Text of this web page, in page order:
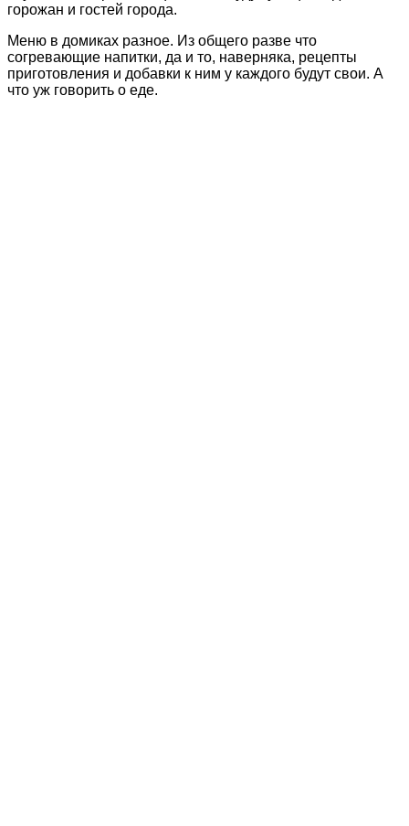
горожан и гостей города.
Меню в домиках разное. Из общего разве что
согревающие напитки, да и то, наверняка, рецепты
приготовления и добавки к ним у каждого будут свои. А
что уж говорить о еде.